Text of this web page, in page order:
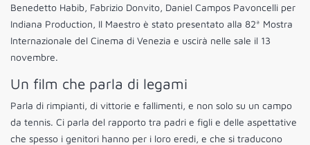
Benedetto Habib, Fabrizio Donvito, Daniel Campos Pavoncelli per
Indiana Production, Il Maestro è stato presentato alla 82ª Mostra
Internazionale del Cinema di Venezia e uscirà nelle sale il 13
novembre.
Un film che parla di legami
Parla di rimpianti, di vittorie e fallimenti, e non solo su un campo
da tennis. Ci parla del rapporto tra padri e figli e delle aspettative
che spesso i genitori hanno per i loro eredi, e che si traducono